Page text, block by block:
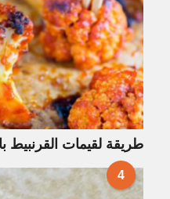
طريقة لقيمات القرنبيط
4